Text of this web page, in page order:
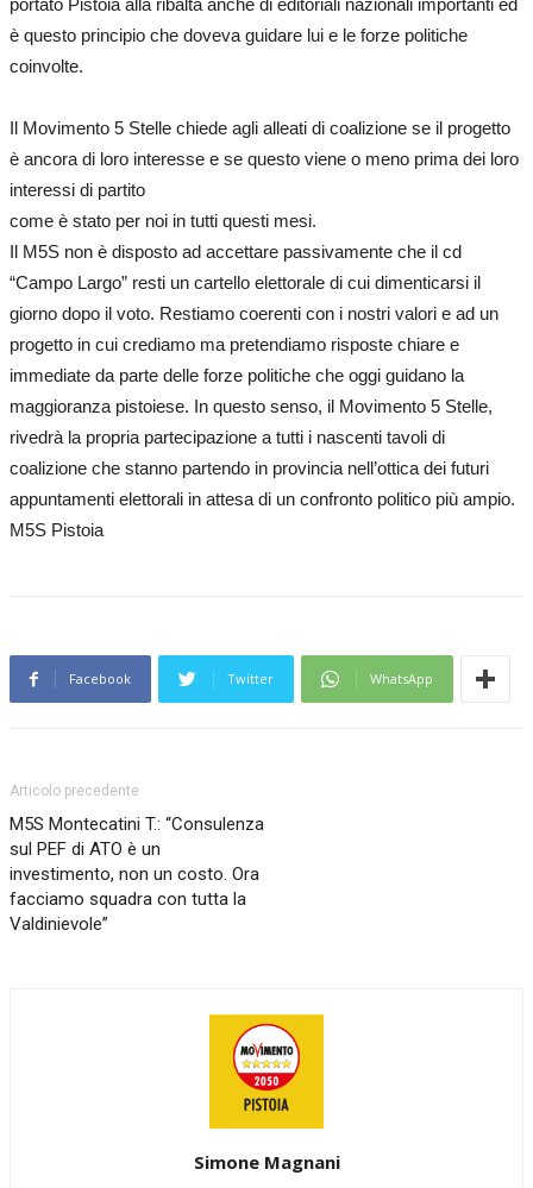
portato Pistoia alla ribalta anche di editoriali nazionali importanti ed
è questo principio che doveva guidare lui e le forze politiche
coinvolte.
Il Movimento 5 Stelle chiede agli alleati di coalizione se il progetto
è ancora di loro interesse e se questo viene o meno prima dei loro
interessi di partito
come è stato per noi in tutti questi mesi.
Il M5S non è disposto ad accettare passivamente che il cd
“Campo Largo” resti un cartello elettorale di cui dimenticarsi il
giorno dopo il voto. Restiamo coerenti con i nostri valori e ad un
progetto in cui crediamo ma pretendiamo risposte chiare e
immediate da parte delle forze politiche che oggi guidano la
maggioranza pistoiese. In questo senso, il Movimento 5 Stelle,
rivedrà la propria partecipazione a tutti i nascenti tavoli di
coalizione che stanno partendo in provincia nell’ottica dei futuri
appuntamenti elettorali in attesa di un confronto politico più ampio.
M5S Pistoia
Facebook Twitter WhatsApp
Articolo precedente
M5S Montecatini T.: “Consulenza
sul PEF di ATO è un
investimento, non un costo. Ora
facciamo squadra con tutta la
Valdinievole”
Simone Magnani